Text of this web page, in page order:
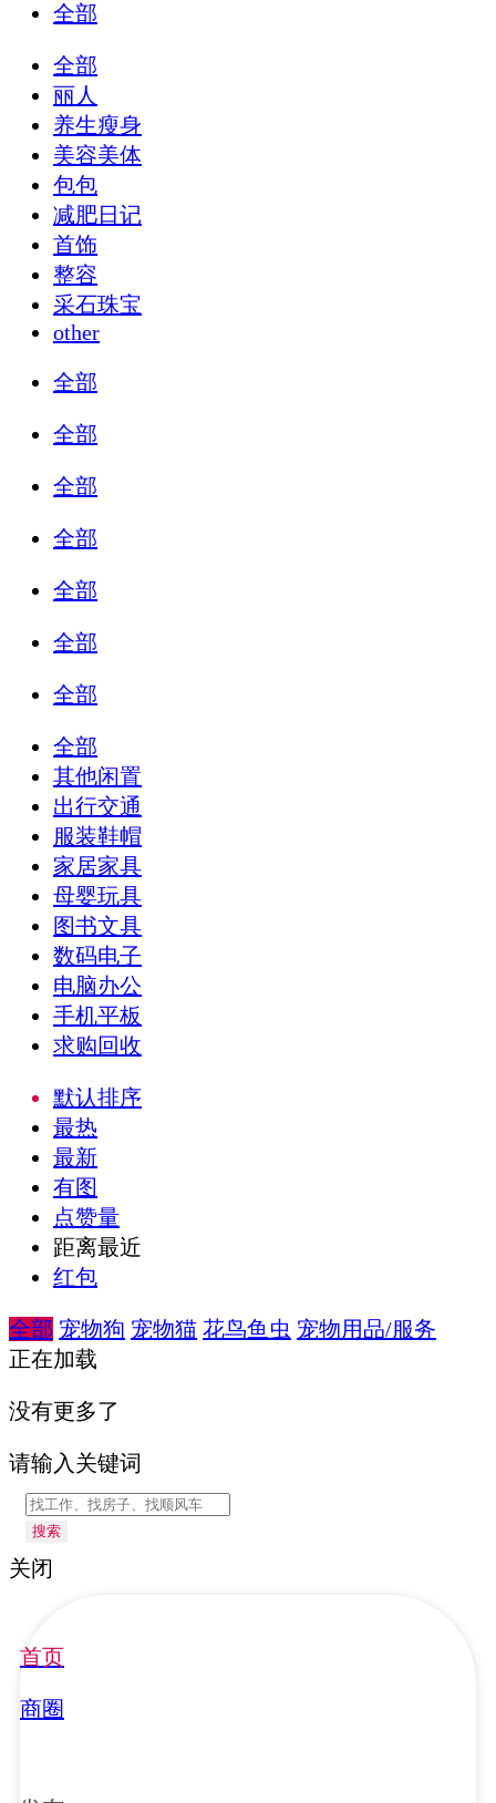
全部
全部
丽人
养生瘦身
美容美体
包包
减肥日记
首饰
整容
采石珠宝
other
全部
全部
全部
全部
全部
全部
全部
全部
其他闲置
出行交通
服装鞋帽
家居家具
母婴玩具
图书文具
数码电子
电脑办公
手机平板
求购回收
默认排序
最热
最新
有图
点赞量
距离最近
红包
全部 宠物狗 宠物猫 花鸟鱼虫 宠物用品/服务
正在加载
没有更多了
请输入关键词
搜索
关闭
首页
商圈